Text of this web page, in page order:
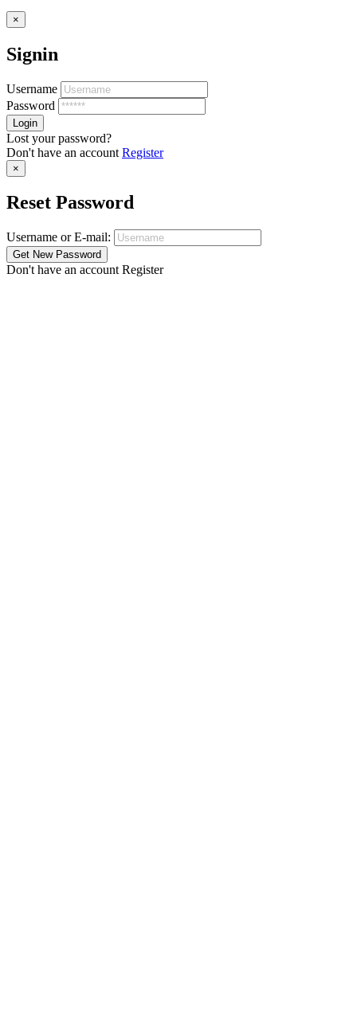
×
Signin
Username
Password
Lost your password?
Don't have an account Register
×
Reset Password
Username or E-mail:
Don't have an account Register